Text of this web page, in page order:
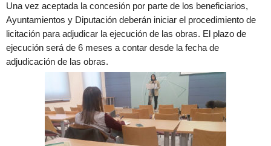
Una vez aceptada la concesión por parte de los beneficiarios,
Ayuntamientos y Diputación deberán iniciar el procedimiento de
licitación para adjudicar la ejecución de las obras. El plazo de
ejecución será de 6 meses a contar desde la fecha de
adjudicación de las obras.